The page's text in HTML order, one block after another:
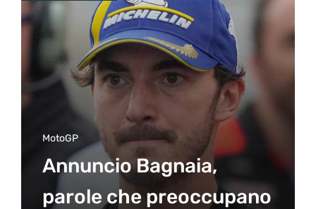
MotoGP
Annuncio Bagnaia,
parole che preoccupano